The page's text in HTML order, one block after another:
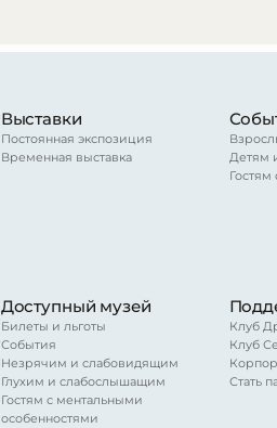
Выставки
Постоянная экспозиция
Временная выставка
Детям
Гостям
Доступный музей
Билеты и льготы
События
Незрячим и слабовидящим
Глухим и слабослышащим
Гостям с ментальными
особенностями
Клуб
Клуб
Стать